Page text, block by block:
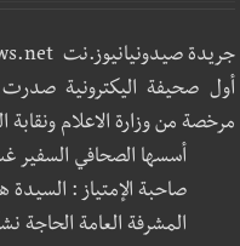
جريدة صيدونيانيوز.نت www.sidonianews.net
مرخصة من وزارة الاعلام ونقابة
أسسها الصحافي السفير
صاحبة الإمتياز : السيدة
المشرفة العامة الحاجة